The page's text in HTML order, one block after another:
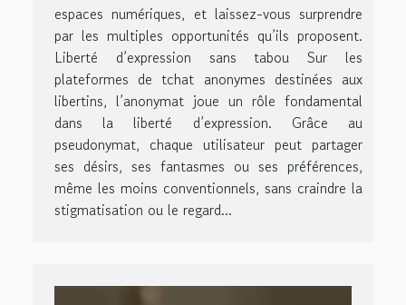
espaces numériques, et laissez-vous surprendre
par les multiples opportunités qu’ils proposent.
Liberté d’expression sans tabou Sur les
plateformes de tchat anonymes destinées aux
libertins, l’anonymat joue un rôle fondamental
dans la liberté d’expression. Grâce au
pseudonymat, chaque utilisateur peut partager
ses désirs, ses fantasmes ou ses préférences,
même les moins conventionnels, sans craindre la
stigmatisation ou le regard...